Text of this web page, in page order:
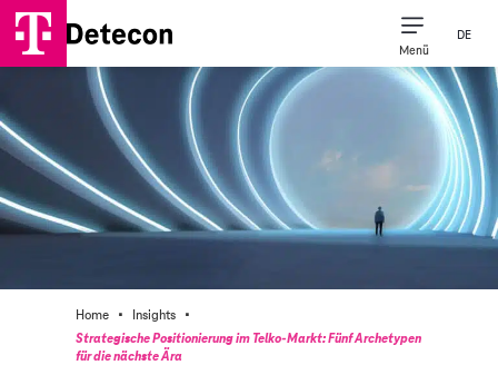
Menü
DE
Home · Insights ·
Strategische Positionierung im Telko-Markt: Fünf Archetypen
für die nächste Ära